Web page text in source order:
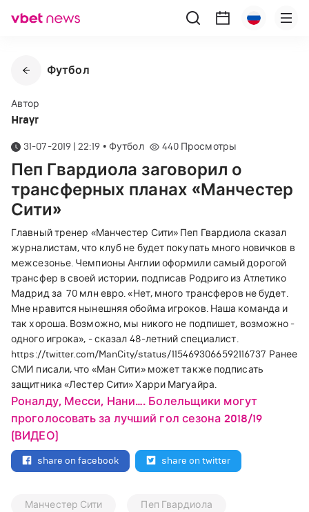
Футбол
Автор
Hrayr
31-07-2019 | 22:19 • Футбол 440 Просмотры
Пеп Гвардиола заговорил о
трансферных планах «Манчестер
Сити»
Главный тренер «Манчестер Сити» Пеп Гвардиола сказал
журналистам, что клуб не будет покупать много новичков в
межсезонье. Чемпионы Англии оформили самый дорогой
трансфер в своей истории, подписав Родриго из Атлетико
Мадрид за 70 млн евро.«Нет, много трансферов не будет.
Мне нравится нынешняя обойма игроков. Наша команда и
так хороша. Возможно, мы никого не подпишет, возможно -
одного игрока», - сказал 48-летний специалист.
https://twitter.com/ManCity/status/1154693066592116737 Ранее
СМИ писали, что «Ман Сити»может также подписать
защитника «Лестер Сити»Харри Магуайра.
Роналду, Месси, Нани…. Болельщики могут
проголосовать за лучший гол сезона 2018/19
(ВИДЕО)
share on facebook share on twitter
Манчестер Сити Пеп Гвардиола